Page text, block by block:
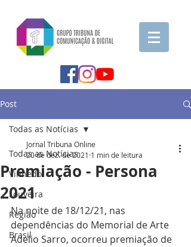
Post
Todas as Notícias
Vinhedo
Louveira
Região
Brasil
Todas as Notícias
Premiação - Persona
2021
Jornal Tribuna Online
20 de dez. de 2021 1 min de leitura
Na noite de 18/12/21, nas
dependências do Memorial de Arte
Adelio Sarro, ocorreu premiação de